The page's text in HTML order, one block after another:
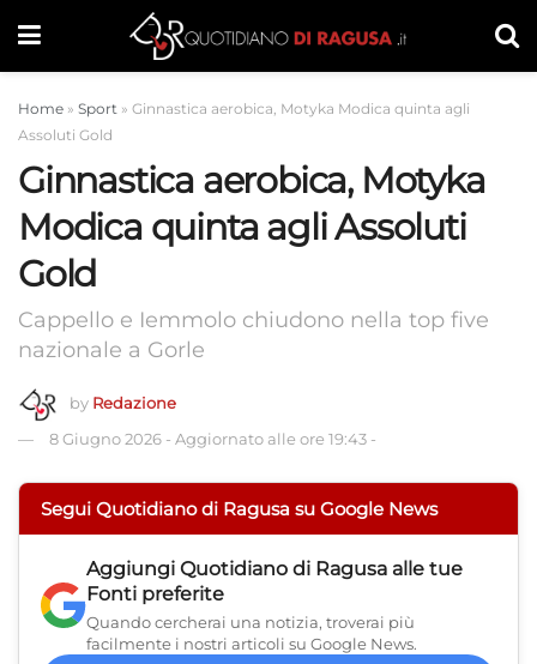
Home » Sport » Ginnastica aerobica, Motyka Modica quinta agli
Assoluti Gold
Ginnastica aerobica, Motyka
Modica quinta agli Assoluti
Gold
Cappello e Iemmolo chiudono nella top five
nazionale a Gorle
by Redazione
8 Giugno 2026 - Aggiornato alle ore 19:43 -
Segui Quotidiano di Ragusa su Google News
Aggiungi Quotidiano di Ragusa alle tue
Fonti preferite
Quando cercherai una notizia, troverai più
facilmente i nostri articoli su Google News.